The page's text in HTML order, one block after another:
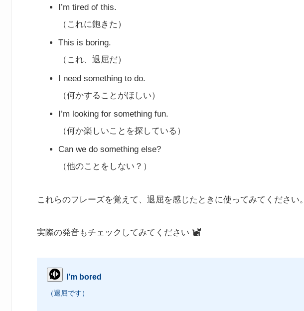
I’m tired of this.
（これに飽きた）
This is boring.
（これ、退屈だ）
I need something to do.
（何かすることがほしい）
I’m looking for something fun.
（何か楽しいことを探している）
Can we do something else?
（他のことをしない？）
これらのフレーズを覚えて、退屈を感じたときに使ってみてください。
実際の発音もチェックしてみてください
I’m bored
（退屈です）